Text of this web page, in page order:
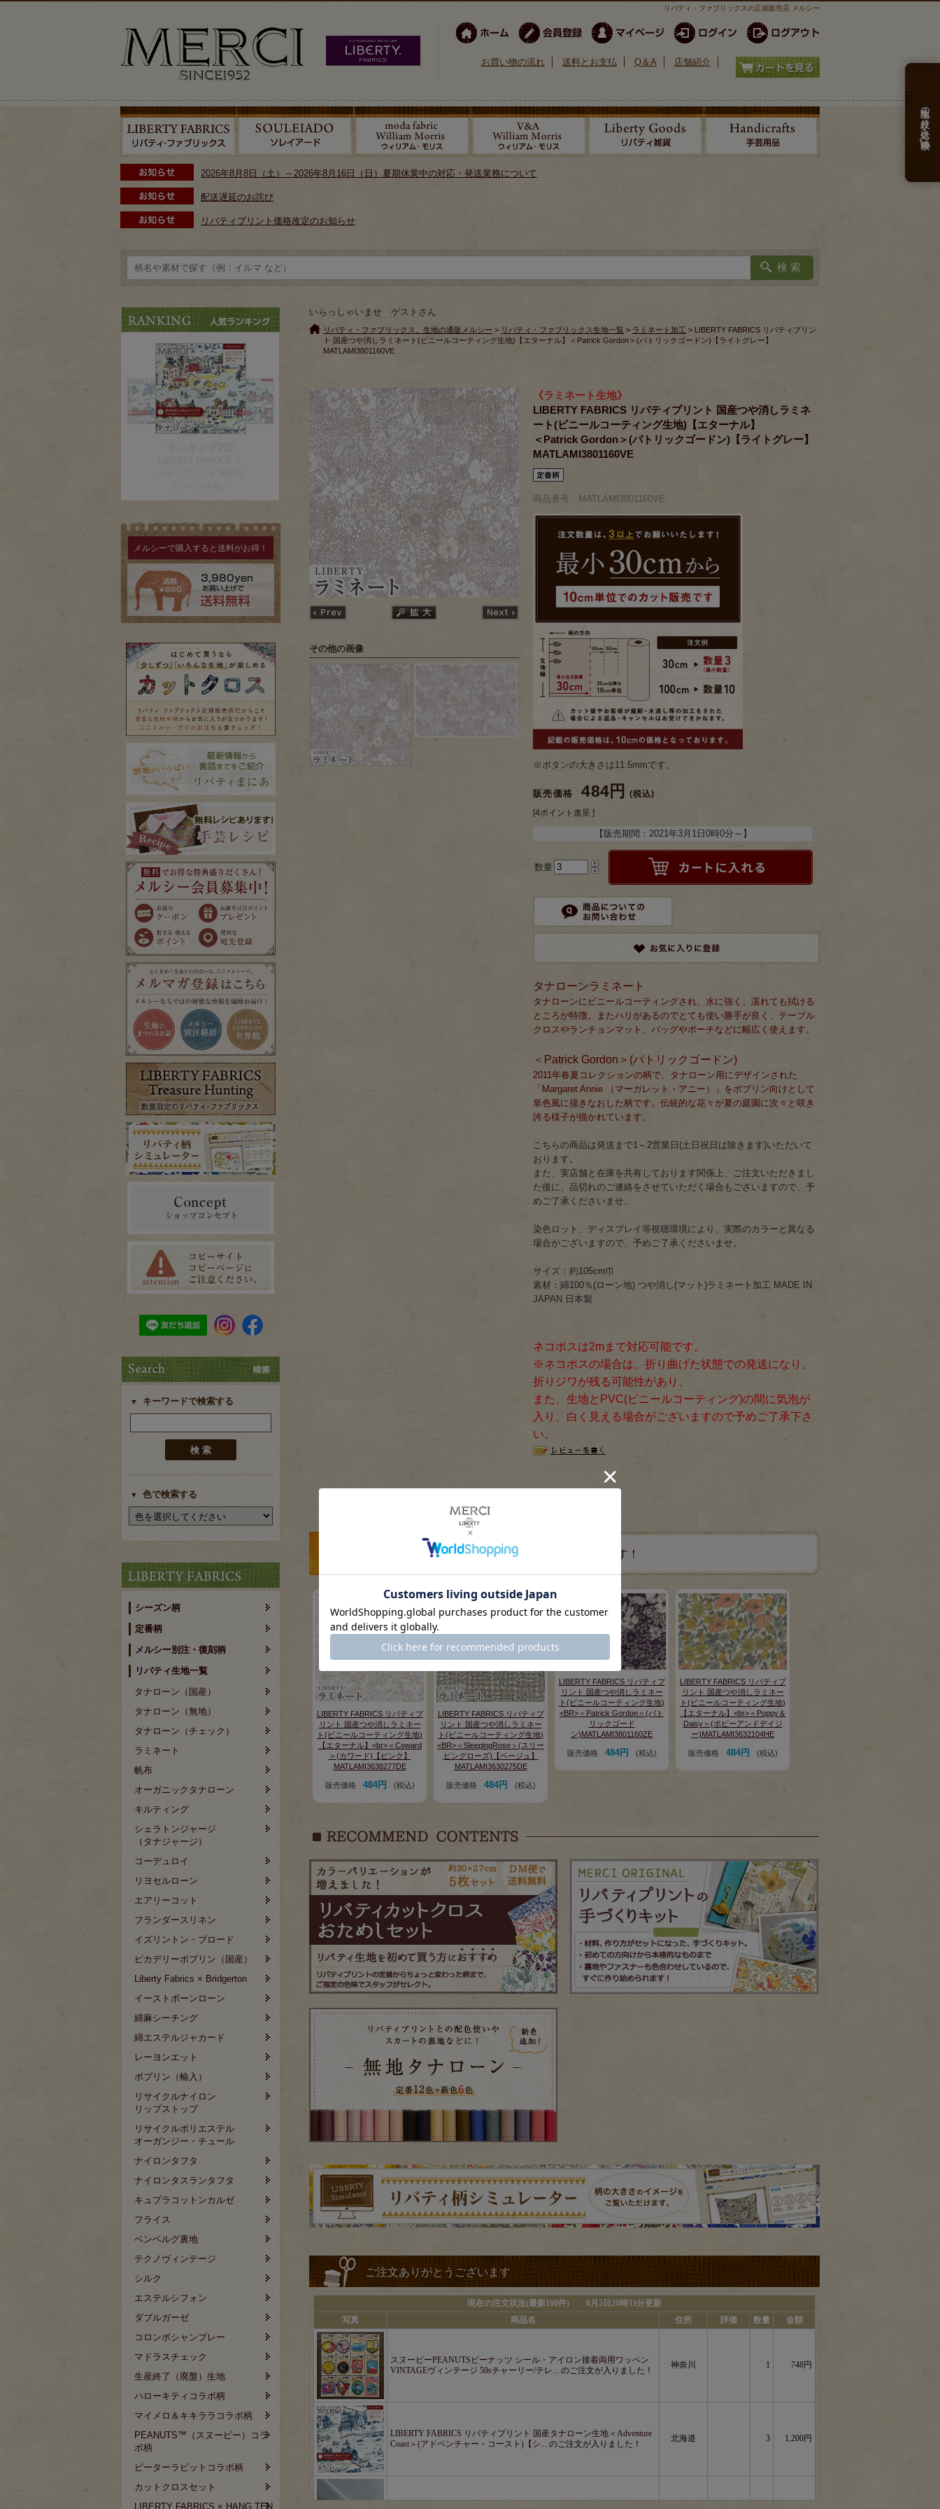
リバティ・ファブリックスの正規販売店 メルシー
お買い物の流れ 送料とお支払 Q＆A 店舗紹介
2026年8月8日（土）～2026年8月16日（日）夏期休業中の対応・発送業務について
配送遅延のお詫び
リバティプリント価格改定のお知らせ
生地の絞り込み検索
メルシーで購入すると送料がお得！
キーワードで検索する
色で検索する
シーズン柄
定番柄
メルシー別注・復刻柄
リバティ生地一覧
タナローン（国産）
タナローン（無地）
タナローン（チェック）
ラミネート
帆布
オーガニックタナローン
キルティング
シェラトンジャージ
（タナジャージ）
コーデュロイ
リヨセルローン
エアリーコット
フランダースリネン
イズリントン・ブロード
ピカデリーポプリン（国産）
Liberty Fabrics × Bridgerton
イーストボーンローン
綿麻シーチング
綿エステルジャカード
レーヨンエット
ポプリン（輸入）
リサイクルナイロン
リップストップ
リサイクルポリエステル
オーガンジー・チュール
ナイロンタフタ
ナイロンタスランタフタ
キュプラコットンカルゼ
フライス
ベンベルグ裏地
テクノヴィンテージ
シルク
エステルシフォン
ダブルガーゼ
コロンボシャンブレー
マドラスチェック
生産終了（廃盤）生地
ハローキティコラボ柄
マイメロ＆キキララコラボ柄
PEANUTS™（スヌーピー）コラ
ボ柄
ピーターラビットコラボ柄
カットクロスセット
LIBERTY FABRICS × HANG TEN
いらっしゃいませ ゲストさん
リバティ・ファブリックス、生地の通販メルシー > リバティ・ファブリックス生地一覧 > ラミネート加工 > LIBERTY FABRICS リバティプリン
ト 国産つや消しラミネート(ビニールコーティング生地)【エターナル】＜Patrick Gordon＞(パトリックゴードン)【ライトグレー】
MATLAMI3801160VE
《ラミネート生地》
LIBERTY FABRICS リバティプリント 国産つや消しラミネ
ート(ビニールコーティング生地)【エターナル】
＜Patrick Gordon＞(パトリックゴードン)【ライトグレー】
MATLAMI3801160VE
商品番号 MATLAMI3801160VE
※ボタンの大きさは11.5mmです。
販売価格 484円 (税込)
[4ポイント進呈 ]
【販売期間： 2021年3月1日0時0分 ～】
数量
タナローンラミネート
タナローンにビニールコーティングされ、水に強く、濡れても拭ける
ところが特徴。またハリがあるのでとても使い勝手が良く、テーブル
クロスやランチョンマット、バッグやポーチなどに幅広く使えます。
＜Patrick Gordon＞(パトリックゴードン)
2011年春夏コレクションの柄で、タナローン用にデザインされた
「Margaret Annie （マーガレット・アニー）」をポプリン向けとして
単色風に描きなおした柄です。伝統的な花々が夏の庭園に次々と咲き
誇る様子が描かれています。
こちらの商品は発送まで1～2営業日(土日祝日は除きます)いただいて
おります。
また、実店舗と在庫を共有しております関係上、ご注文いただきまし
た後に、品切れのご連絡をさせていただく場合もございますので、予
めご了承くださいませ。
染色ロット、ディスプレイ等視聴環境により、実際のカラーと異なる
場合がございますので、予めご了承くださいませ。
サイズ：約105cm巾
素材：綿100％(ローン地) つや消し(マット)ラミネート加工 MADE IN
JAPAN 日本製
ネコポスは2mまで対応可能です。
※ネコポスの場合は、折り曲げた状態での発送になり、
折りジワが残る可能性があり、
また、生地とPVC(ビニールコーティング)の間に気泡が
入り、白く見える場合がございますので予めご了承下さ
い。
その他の画像
この商品を見た人は、こちらの商品もチェックしています！
LIBERTY FABRICS リバティプ
リント 国産つや消しラミネー
ト(ビニールコーティング生地)
【エターナル】<br>＜Coward
＞(カワード)【ピンク】
MATLAMI3638277DE
販売価格 484円 (税込)
LIBERTY FABRICS リバティプ
リント 国産つや消しラミネー
ト(ビニールコーティング生地)
<BR>＜SleepingRose＞(スリー
ピングローズ)【ベージュ】
MATLAMI3630275DE
販売価格 484円 (税込)
LIBERTY FABRICS リバティプ
リント 国産つや消しラミネー
ト(ビニールコーティング生地)
<BR>＜Patrick Gordon＞(パト
リックゴード
ン)MATLAMI3801160ZE
販売価格 484円 (税込)
LIBERTY FABRICS リバティプ
リント 国産つや消しラミネー
ト(ビニールコーティング生地)
【エターナル】<br>＜Poppy＆
Daisy＞(ポピーアンドデイジ
ー)MATLAMI3632104HE
販売価格 484円 (税込)
ご注文ありがとうございます